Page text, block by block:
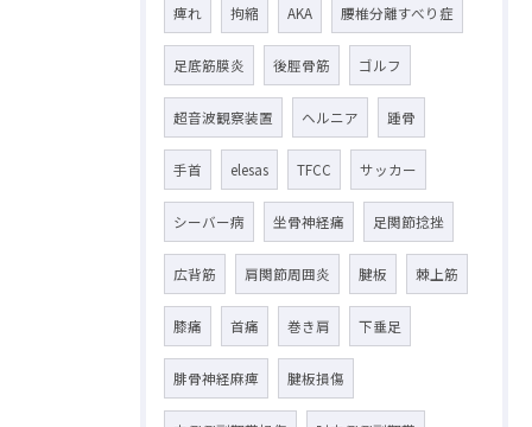
痺れ 拘縮 AKA 腰椎分離すべり症
足底筋膜炎 後脛骨筋 ゴルフ
超音波観察装置 ヘルニア 踵骨
手首 elesas TFCC サッカー
シーバー病 坐骨神経痛 足関節捻挫
広背筋 肩関節周囲炎 腱板 棘上筋
膝痛 首痛 巻き肩 下垂足
腓骨神経麻痺 腱板損傷